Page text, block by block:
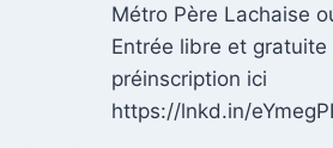
O
N
T
R
E
Métro Père Lachaise
Entrée libre et gratuite
préinscription ici
https://lnkd.in/